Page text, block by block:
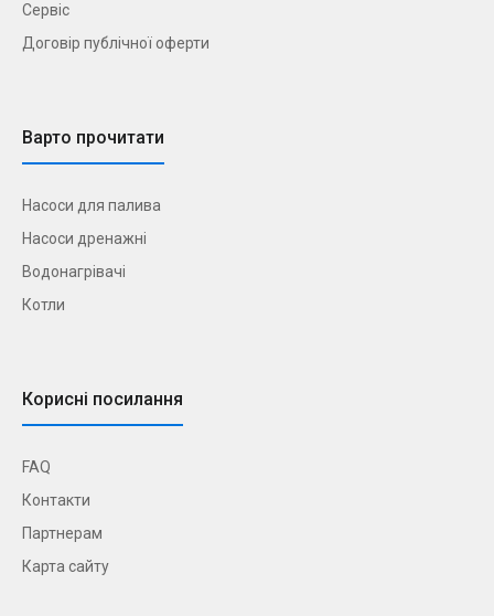
Сервіс
Договір публічної оферти
Варто прочитати
Насоси для палива
Насоси дренажні
Водонагрівачі
Котли
Корисні посилання
FAQ
Контакти
Партнерам
Карта сайту